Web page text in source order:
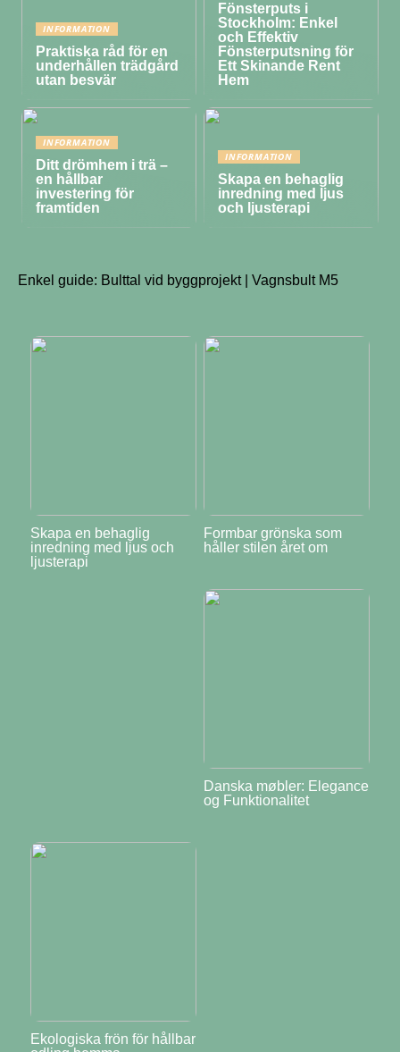
INFORMATION
Praktiska råd för en
underhållen trädgård
utan besvär
Fönsterputs i
Stockholm: Enkel
och Effektiv
Fönsterputsning för
Ett Skinande Rent
Hem
INFORMATION
Ditt drömhem i trä –
en hållbar
investering för
framtiden
INFORMATION
Skapa en behaglig
inredning med ljus
och ljusterapi
Enkel guide: Bulttal vid byggprojekt | Vagnsbult M5
Skapa en behaglig
inredning med ljus och
ljusterapi
Formbar grönska som
håller stilen året om
Danska møbler: Elegance
og Funktionalitet
Ekologiska frön för hållbar